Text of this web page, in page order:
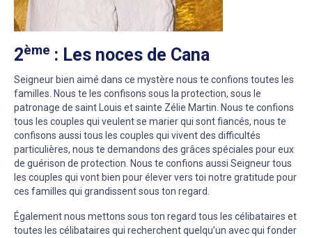
2ème : Les noces de Cana
Seigneur bien aimé dans ce mystère nous te confions toutes les
familles. Nous te les confisons sous la protection, sous le
patronage de saint Louis et sainte Zélie Martin. Nous te confions
tous les couples qui veulent se marier qui sont fiancés, nous te
confisons aussi tous les couples qui vivent des difficultés
particulières, nous te demandons des grâces spéciales pour eux
de guérison de protection. Nous te confions aussi Seigneur tous
les couples qui vont bien pour élever vers toi notre gratitude pour
ces familles qui grandissent sous ton regard.
Également nous mettons sous ton regard tous les célibataires et
toutes les célibataires qui recherchent quelqu’un avec qui fonder